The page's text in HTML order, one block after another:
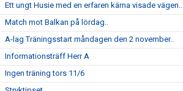
Ett ungt Husie med en erfaren kärna visade vägen..
Match mot Balkan på lördag..
A-lag Träningsstart måndagen den 2 november..
Informationsträff Herr A
Ingen träning tors 11/6